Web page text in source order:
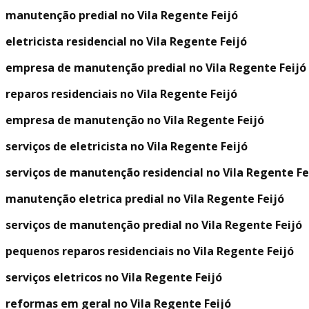
manutenção predial no Vila Regente Feijó
eletricista residencial no Vila Regente Feijó
empresa de manutenção predial no Vila Regente Feijó
reparos residenciais no Vila Regente Feijó
empresa de manutenção no Vila Regente Feijó
serviços de eletricista no Vila Regente Feijó
serviços de manutenção residencial no Vila Regente
manutenção eletrica predial no Vila Regente Feijó
serviços de manutenção predial no Vila Regente Feijó
pequenos reparos residenciais no Vila Regente Feijó
serviços eletricos no Vila Regente Feijó
reformas em geral no Vila Regente Feijó